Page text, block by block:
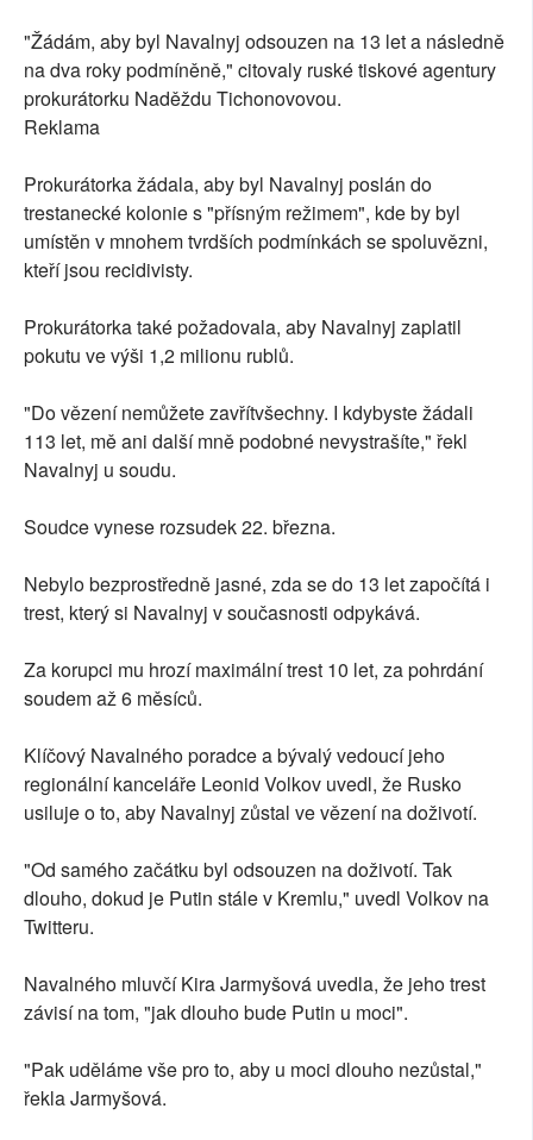
"Žádám, aby byl Navalnyj odsouzen na 13 let a následně
na dva roky podmíněně," citovaly ruské tiskové agentury
prokurátorku Naděždu Tichonovovou.
Reklama
Prokurátorka žádala, aby byl Navalnyj poslán do
trestanecké kolonie s "přísným režimem", kde by byl
umístěn v mnohem tvrdších podmínkách se spoluvězni,
kteří jsou recidivisty.
Prokurátorka také požadovala, aby Navalnyj zaplatil
pokutu ve výši 1,2 milionu rublů.
"Do vězení nemůžete zavřítvšechny. I kdybyste žádali
113 let, mě ani další mně podobné nevystrašíte," řekl
Navalnyj u soudu.
Soudce vynese rozsudek 22. března.
Nebylo bezprostředně jasné, zda se do 13 let započítá i
trest, který si Navalnyj v současnosti odpykává.
Za korupci mu hrozí maximální trest 10 let, za pohrdání
soudem až 6 měsíců.
Klíčový Navalného poradce a bývalý vedoucí jeho
regionální kanceláře Leonid Volkov uvedl, že Rusko
usiluje o to, aby Navalnyj zůstal ve vězení na doživotí.
"Od samého začátku byl odsouzen na doživotí. Tak
dlouho, dokud je Putin stále v Kremlu," uvedl Volkov na
Twitteru.
Navalného mluvčí Kira Jarmyšová uvedla, že jeho trest
závisí na tom, "jak dlouho bude Putin u moci".
"Pak uděláme vše pro to, aby u moci dlouho nezůstal,"
řekla Jarmyšová.